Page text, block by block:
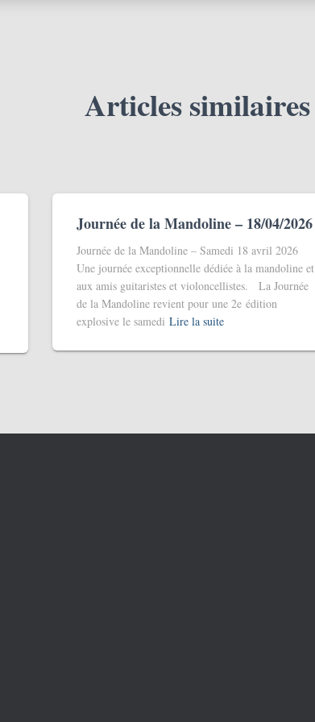
Articles similaires
Journée de la Mandoline – 18/04/2026
Journée de la Mandoline – Samedi 18 avril 2026
Une journée exceptionnelle dédiée à la mandoline et
aux amis guitaristes et violoncellistes. La Journée
de la Mandoline revient pour une 2e édition
explosive le samedi Lire la suite